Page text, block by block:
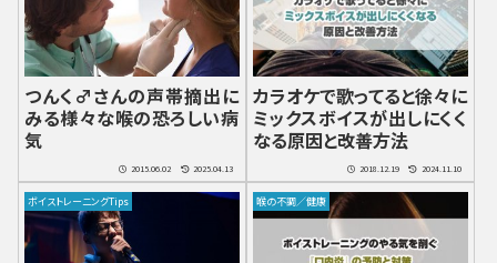
つんく♂さんの声帯摘出に
みる様々な喉の恐ろしい病
気
2015.06.02 2025.04.13
カラオケで歌ってると徐々に
ミックスボイスが出しにくく
なる原因と改善方法
2018.12.19 2024.11.10
ボイストレーニングTips 喉の不調／健康